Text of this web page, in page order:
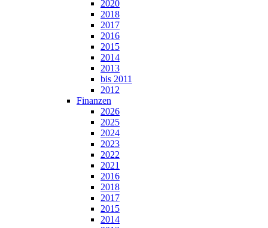
2020
2018
2017
2016
2015
2014
2013
bis 2011
2012
Finanzen
2026
2025
2024
2023
2022
2021
2016
2018
2017
2015
2014